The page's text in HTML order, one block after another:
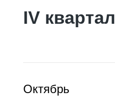
IV квартал
Октябрь